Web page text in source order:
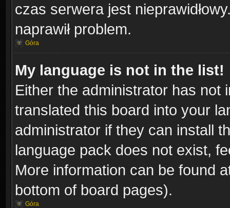
czas serwera jest
naprawił problem.
Góra
My language is not in the list!
Either the administrator has not
translated this board into your
administrator if they can install
language pack does not exist,
More information can be found
bottom of board pages).
Góra